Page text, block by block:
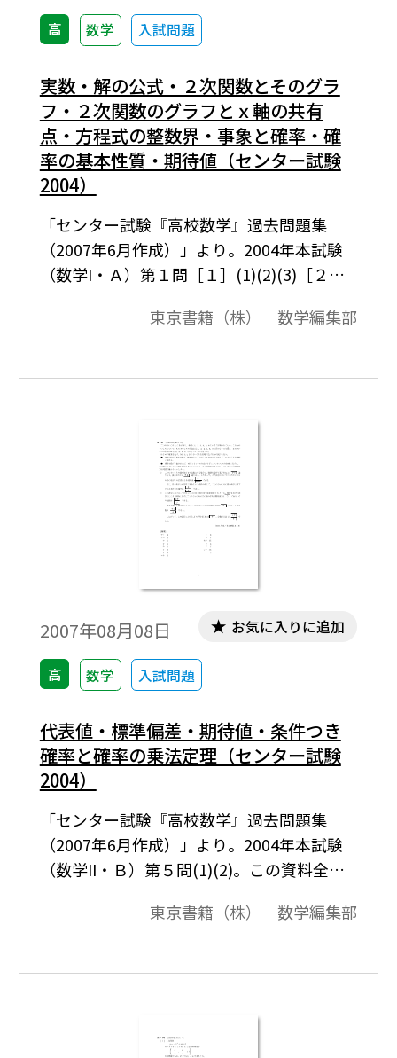
高 数学 入試問題
実数・解の公式・２次関数とそのグラ
フ・２次関数のグラフとｘ軸の共有
点・方程式の整数界・事象と確率・確
率の基本性質・期待値（センター試験
2004）
「センター試験『高校数学』過去問題集
（2007年6月作成）」より。2004年本試験
（数学I・Ａ）第１問［１］(1)(2)(3)［２］
I」（2007－2012年度用）「数学A」（2008
て，2000年から2007年までのセンター試験
は，そのなかの１小問です。データは問題と
解答を記載。授業の後，まとめとしての演
習問題などでご利用いただけます。
東京書籍（株） 数学編集部
2007年08月08日
高 数学 入試問題
お気に入りに追加
代表値・標準偏差・期待値・条件つき
確率と確率の乗法定理（センター試験
2004）
「センター試験『高校数学』過去問題集
（2007年6月作成）」より。2004年本試験
（数学II・Ｂ）第５問(1)(2)。この資料全体
用）「数学B」（2008－2013年度用）の教
までのセンター試験問題の小問を分類した
す。データは問題と解答を記載。授業の後，
まとめとしての演習問題などでご利用いた
東京書籍（株） 数学編集部